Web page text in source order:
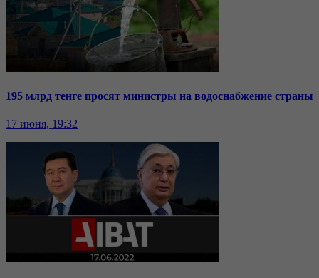
195 млрд тенге просят министры на водоснабжение страны
17 июня, 19:32